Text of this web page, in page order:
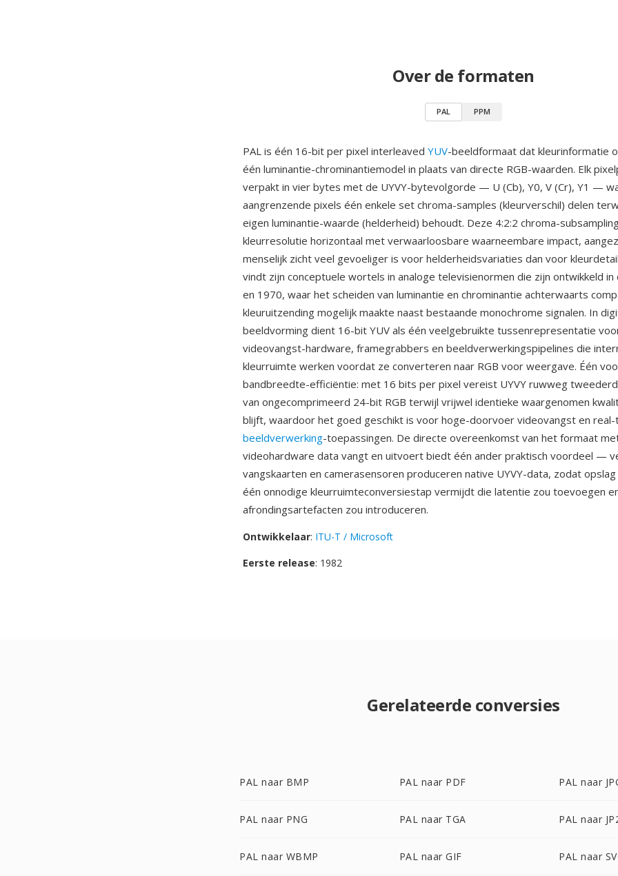
Over de formaten
PAL PPM
PAL is één 16-bit per pixel interleaved YUV-beeldformaat dat kleurinformatie
één luminantie-chrominantiemodel in plaats van directe RGB-waarden. Elk
verpakt in vier bytes met de UYVY-bytevolgorde — U (Cb), Y0, V (Cr), Y1 —
aangrenzende pixels één enkele set chroma-samples (kleurverschil) delen
eigen luminantie-waarde (helderheid) behoudt. Deze 4:2:2 chroma-
kleurresolutie horizontaal met verwaarloosbare waarneembare impact,
menselijk zicht veel gevoeliger is voor helderheidsvariaties dan voor
vindt zijn conceptuele wortels in analoge televisienormen die zijn ontwikkeld
en 1970, waar het scheiden van luminantie en chrominantie achterwaarts
kleuruitzending mogelijk maakte naast bestaande monochrome signalen. In
beeldvorming dient 16-bit YUV als één veelgebruikte tussenrepresentatie
videovangst-hardware, framegrabbers en beeldverwerkingspipelines die
kleurruimte werken voordat ze converteren naar RGB voor weergave. Één
bandbreedte-efficiëntie: met 16 bits per pixel vereist UYVY ruwweg
van ongecomprimeerd 24-bit RGB terwijl vrijwel identieke waargenomen
blijft, waardoor het goed geschikt is voor hoge-doorvoer videovangst en
beeldverwerking-toepassingen. De directe overeenkomst van het formaat
videohardware data vangt en uitvoert biedt één ander praktisch voordeel —
vangskaarten en camerasensoren produceren native UYVY-data, zodat
één onnodige kleurruimteconversiestap vermijdt die latentie zou toevoegen
afrondingsartefacten zou introduceren.
Ontwikkelaar: ITU-T / Microsoft
Eerste release: 1982
Gerelateerde conversies
PAL naar BMP PAL naar PDF PAL naar
PAL naar PNG PAL naar TGA PAL naar
PAL naar WBMP PAL naar GIF PAL naar